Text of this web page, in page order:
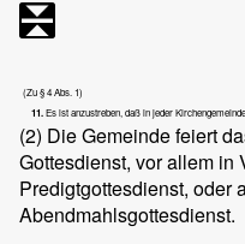
(Zu § 4 Abs. 1)
11.Es ist anzustreben, daß in jeder
(2) Die Gemeinde feiert
Gottesdienst, vor allem in
Predigtgottesdienst, oder
Abendmahlsgottesdienst.